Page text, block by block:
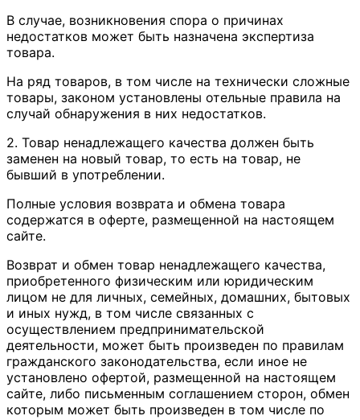
В случае, возникновения спора о причинах
недостатков может быть назначена экспертиза
товара.
На ряд товаров, в том числе на технически сложные
товары, законом установлены отельные правила на
случай обнаружения в них недостатков.
2. Товар ненадлежащего качества должен быть
заменен на новый товар, то есть на товар, не
бывший в употреблении.
Полные условия возврата и обмена товара
содержатся в оферте, размещенной на настоящем
сайте.
Возврат и обмен товар ненадлежащего качества,
приобретенного физическим или юридическим
лицом не для личных, семейных, домашних, бытовых
и иных нужд, в том числе связанных с
осуществлением предпринимательской
деятельности, может быть произведен по правилам
гражданского законодательства, если иное не
установлено офертой, размещенной на настоящем
сайте, либо письменным соглашением сторон, обмен
которым может быть произведен в том числе по